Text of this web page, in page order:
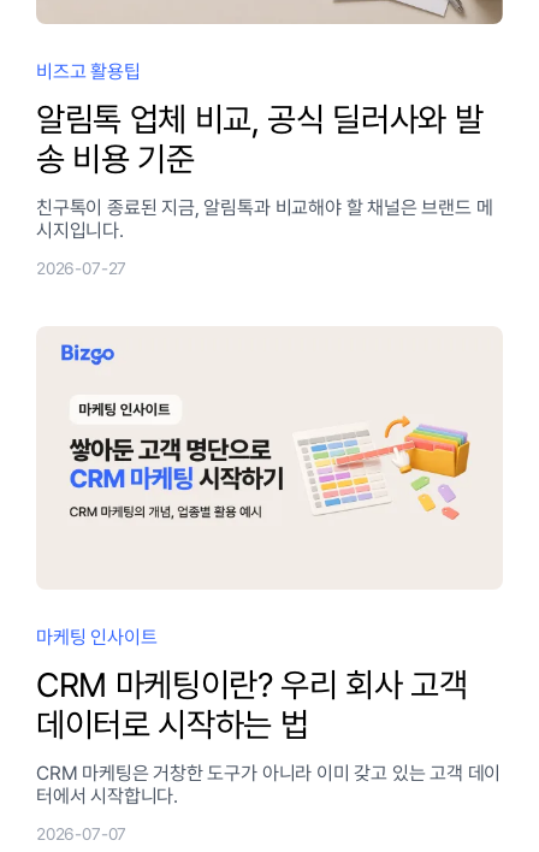
비즈고 활용팁
알림톡 업체 비교, 공식 딜러사와 발
송 비용 기준
친구톡이 종료된 지금, 알림톡과 비교해야 할 채널은 브랜드 메
시지입니다.
2026-07-27
마케팅 인사이트
CRM 마케팅이란? 우리 회사 고객
데이터로 시작하는 법
CRM 마케팅은 거창한 도구가 아니라 이미 갖고 있는 고객 데이
터에서 시작합니다.
2026-07-07